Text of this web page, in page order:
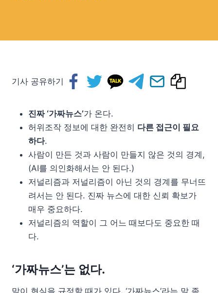
기사 공유하기
진짜 ‘가짜뉴스’가 온다.
허위조작 정보에 대한 완전히 다른 접근이 필요
하다.
사람이 만든 것과 사람이 만들지 않은 것의 경계,
(AI를 의인화해서는 안 된다.)
저널리즘과 저널리즘이 아닌 것의 경계를 무너뜨
려서는 안 된다. 진짜 뉴스에 대한 신뢰 확보가
매우 중요하다.
저널리즘의 역할이 그 어느 때보다도 중요한 때
다.
‘가짜뉴스’는 없다.
말이 현실을 규정할 때가 있다. ‘가짜뉴스’라는 말 좀